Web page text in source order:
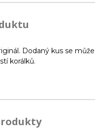
Dodaný kus se může
korálků.